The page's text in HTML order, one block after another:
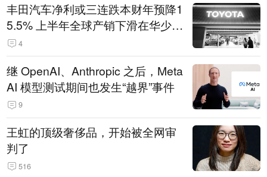
丰田汽车净利或三连跌本财年预降1
5.5% 上半年全球产销下滑在华少卖
14.3万辆
4
继 OpenAI、Anthropic 之后，Meta
AI 模型测试期间也发生“越界”事件
9
王虹的顶级奢侈品，开始被全网审
判了
516